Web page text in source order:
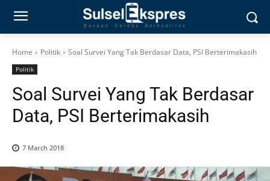
Home Politik Soal Survei Yang Tak Berdasar Data, PSI Berterimakasih
Politik
Soal Survei Yang Tak Berdasar
Data, PSI Berterimakasih
7 March 2018